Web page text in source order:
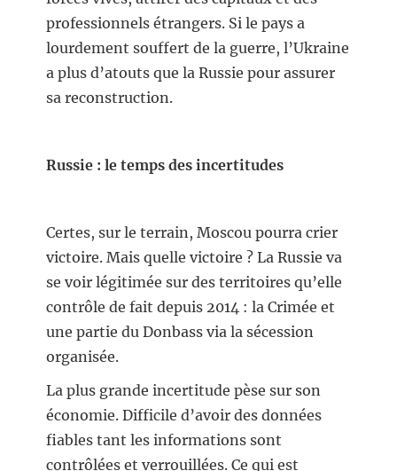
professionnels étrangers. Si le pays a
lourdement souffert de la guerre, l’Ukraine
a plus d’atouts que la Russie pour assurer
sa reconstruction.
Russie : le temps des incertitudes
Certes, sur le terrain, Moscou pourra crier
victoire. Mais quelle victoire ? La Russie va
se voir légitimée sur des territoires qu’elle
contrôle de fait depuis 2014 : la Crimée et
une partie du Donbass via la sécession
organisée.
La plus grande incertitude pèse sur son
économie. Difficile d’avoir des données
fiables tant les informations sont
contrôlées et verrouillées. Ce qui est